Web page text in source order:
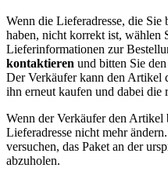
Wenn die Lieferadresse, die
haben, nicht korrekt ist, wählen
Lieferinformationen zur
kontaktieren und bitten Sie
Der Verkäufer kann den Artikel
ihn erneut kaufen und dabei die
Wenn der Verkäufer den Artikel
Lieferadresse nicht mehr
versuchen, das Paket an der
abzuholen.